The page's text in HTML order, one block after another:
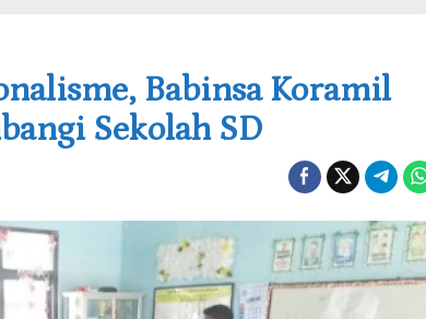
Babinsa Koramil
Sekolah SD